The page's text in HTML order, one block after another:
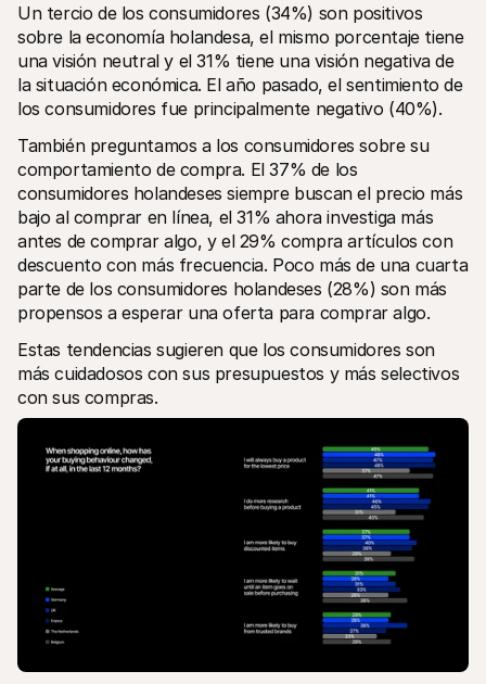
Un tercio de los consumidores (34%) son positivos
sobre la economía holandesa, el mismo porcentaje tiene
una visión neutral y el 31% tiene una visión negativa de
la situación económica. El año pasado, el sentimiento de
los consumidores fue principalmente negativo (40%).
También preguntamos a los consumidores sobre su
comportamiento de compra. El 37% de los
consumidores holandeses siempre buscan el precio más
bajo al comprar en línea, el 31% ahora investiga más
antes de comprar algo, y el 29% compra artículos con
descuento con más frecuencia. Poco más de una cuarta
parte de los consumidores holandeses (28%) son más
propensos a esperar una oferta para comprar algo.
Estas tendencias sugieren que los consumidores son
más cuidadosos con sus presupuestos y más selectivos
con sus compras.